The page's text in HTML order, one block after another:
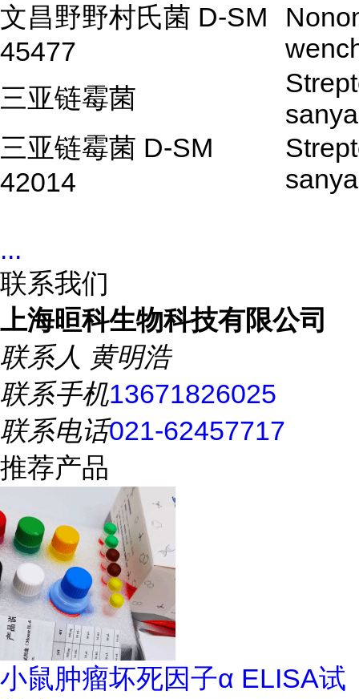
文昌野野村氏菌 D-SM
45477
三亚链霉菌
三亚链霉菌 D-SM
42014
...
联系我们
上海晅科生物科技有限公司
联系人 黄明浩
联系手机13671826025
联系电话021-62457717
推荐产品
小鼠肿瘤坏死因子α ELISA试